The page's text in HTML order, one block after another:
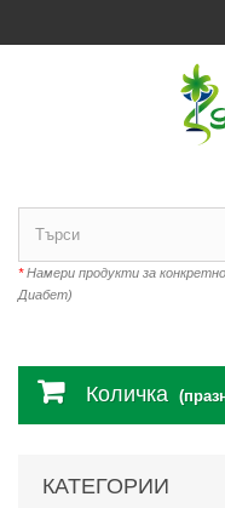
*Намери продукти за
Диабет)
Количка
КАТЕГОРИИ